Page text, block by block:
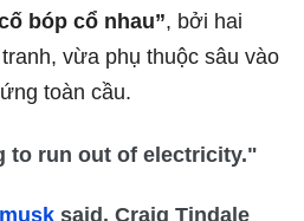
bóp cổ nhau”, bởi hai
vừa phụ thuộc sâu vào
toàn cầu.
to run out of electricity."
said. Craig Tindale